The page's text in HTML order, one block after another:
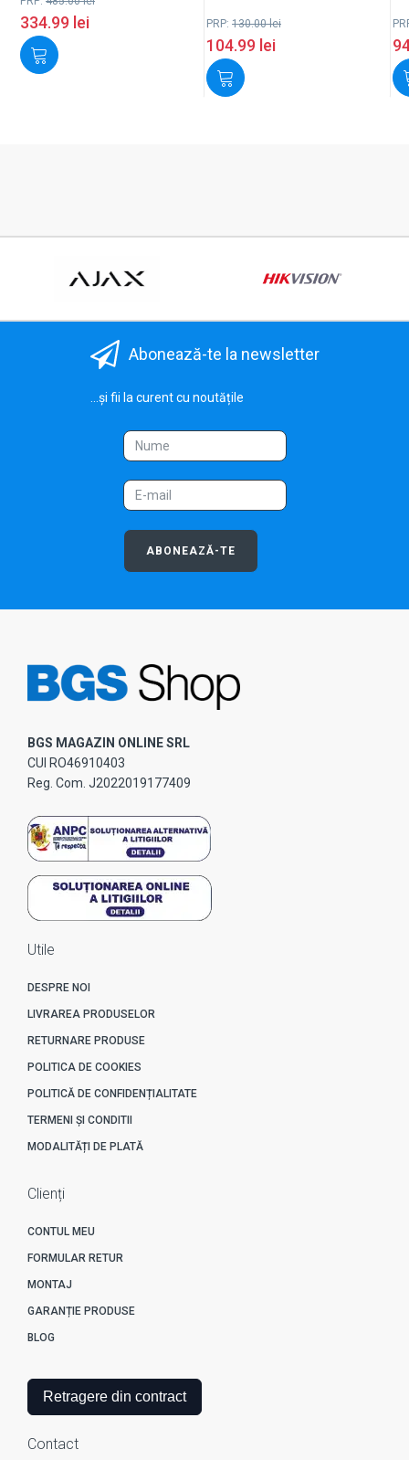
334.99 lei PRP: 130.00lei
104.99 lei
Abonează-te la newsletter
...și fii la curent cu noutățile
ABONEAZĂ-TE
BGS MAGAZIN ONLINE SRL
CUI RO46910403
Reg. Com. J2022019177409
Utile
DESPRE NOI
LIVRAREA PRODUSELOR
RETURNARE PRODUSE
POLITICA DE COOKIES
POLITICĂ DE CONFIDENȚIALITATE
TERMENI ȘI CONDITII
MODALITĂȚI DE PLATĂ
Clienți
CONTUL MEU
FORMULAR RETUR
MONTAJ
GARANȚIE PRODUSE
BLOG
Retragere din contract
Contact